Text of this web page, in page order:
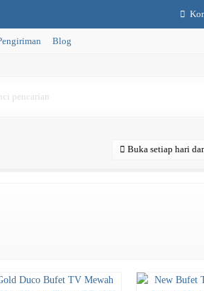
Blog
Buka setiap hari